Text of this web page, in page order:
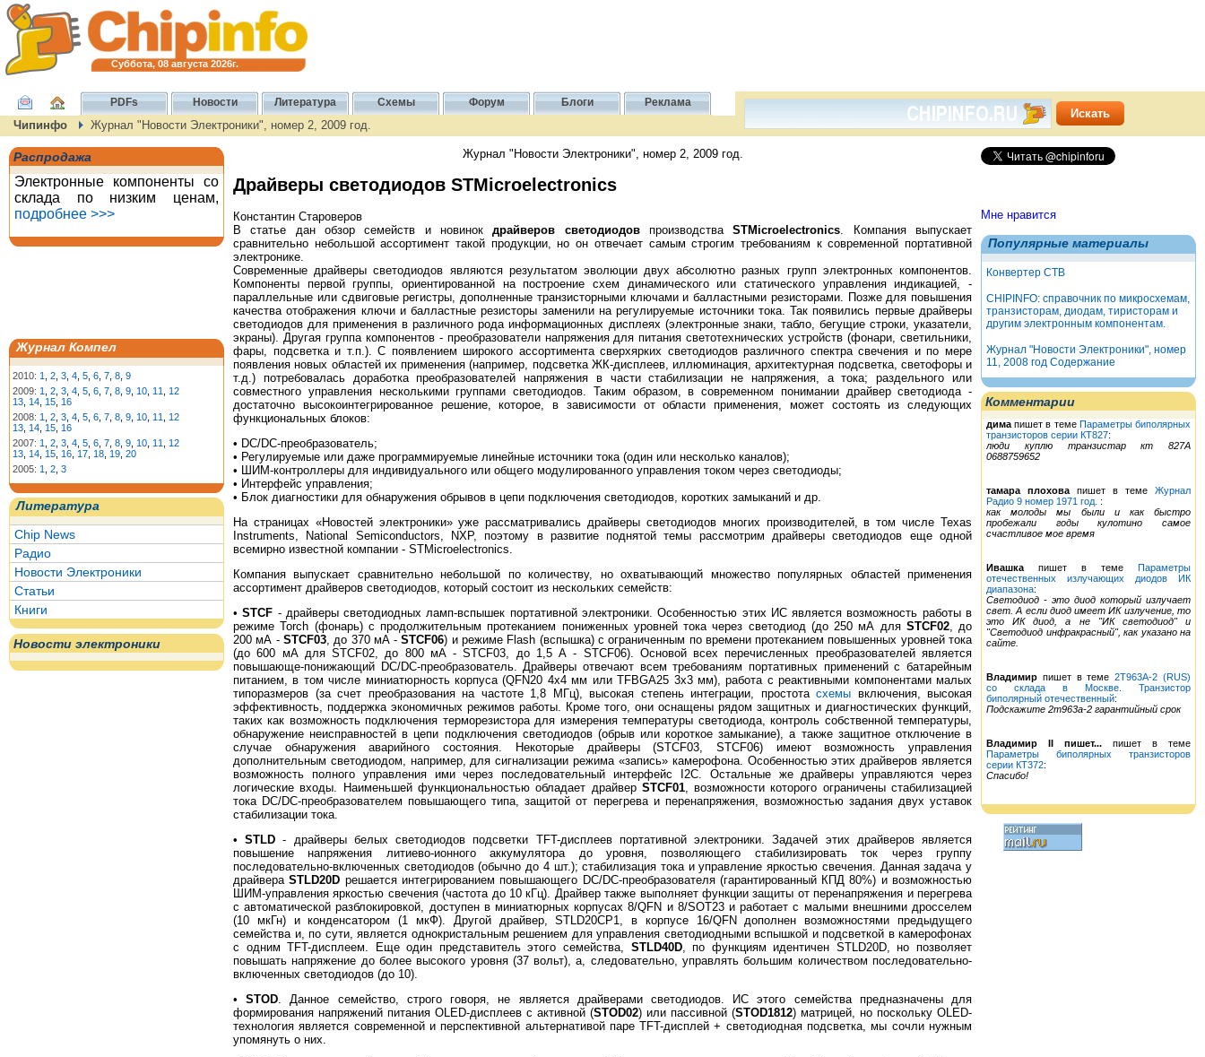
Суббота, 08 августа 2026г.
PDFs Новости Литература Схемы Форум Блоги Реклама
Чипинфо Журнал "Новости Электроники", номер 2, 2009 год.
Распродажа
Электронные компоненты со
склада по низким ценам,
подробнее >>>
Журнал Компел
2010: 1 2 3 4 5 6 7 8 9
2009: 1 2 3 4 5 6 7 8 9 10 11
12
13 14 15 16
2008: 1 2 3 4 5 6 7 8 9 10 11
12
13 14 15 16
2007: 1 2 3 4 5 6 7 8 9 10 11
12
13 14 15 16 17 18 19 20
2005: 1 2 3
Литература
Chip News
Радио
Новости Электроники
Статьи
Книги
Новости электроники
Мне нравится
Популярные материалы
Конвертер СТВ
CHIPINFO: справочник по микросхемам,
транзисторам, диодам, тиристорам и
другим электронным компонентам.
Журнал "Новости Электроники", номер
11, 2008 год Содержание
Комментарии
дима пишет в теме Параметры биполярных
транзисторов серии КТ827:
люди куплю транзистар кт 827А
0688759652
тамара плохова пишет в теме Журнал
Радио 9 номер 1971 год. :
как молоды мы были и как быстро
пробежали годы кулотино самое
счастливое мое время
Ивашка пишет в теме Параметры
отечественных излучающих диодов ИК
диапазона:
Светодиод - это диод который излучает
свет. А если диод имеет ИК излучение, то
это ИК диод, а не "ИК светодиод" и
"Светодиод инфракрасный", как указано на
сайте.
Владимир пишет в теме2Т963А-2 (RUS)
со склада в Москве. Транзистор
биполярный отечественный:
Подскажите 2т963а-2 гарантийный срок
Владимир II пишет... пишет в теме
Параметры биполярных транзисторов
серии КТ372:
Спасибо!
Журнал "Новости Электроники", номер 2, 2009 год.
Драйверы светодиодов STMicroelectronics
Константин Староверов
В статье дан обзор семейств и новинокдрайверов светодиодовпроизводстваSTMicroelectronics. Компания выпускает
сравнительно небольшой ассортимент такой продукции, но он отвечает самым строгим требованиям к современной портативной
электронике.
Современные драйверы светодиодов являются результатом эволюции двух абсолютно разных групп электронных компонентов.
Компоненты первой группы, ориентированной на построение схем динамического или статического управления индикацией, -
параллельные или сдвиговые регистры, дополненные транзисторными ключами и балластными резисторами. Позже для повышения
качества отображения ключи и балластные резисторы заменили на регулируемые источники тока. Так появились первые драйверы
светодиодов для применения в различного рода информационных дисплеях (электронные знаки, табло, бегущие строки, указатели,
экраны). Другая группа компонентов - преобразователи напряжения для питания светотехнических устройств (фонари, светильники,
фары, подсветка и т.п.). С появлением широкого ассортимента сверхярких светодиодов различного спектра свечения и по мере
появления новых областей их применения (например, подсветка ЖК-дисплеев, иллюминация, архитектурная подсветка, светофоры и
т.д.) потребовалась доработка преобразователей напряжения в части стабилизации не напряжения, а тока; раздельного или
совместного управления несколькими группами светодиодов. Таким образом, в современном понимании драйвер светодиода -
достаточно высокоинтегрированное решение, которое, в зависимости от области применения, может состоять из следующих
функциональных блоков:
• DC/DC-преобразователь;
• Регулируемые или даже программируемые линейные источники тока (один или несколько каналов);
• ШИМ-контроллеры для индивидуального или общего модулированного управления током через светодиоды;
• Интерфейс управления;
• Блок диагностики для обнаружения обрывов в цепи подключения светодиодов, коротких замыканий и др.
На страницах «Новостей электроники» уже рассматривались драйверы светодиодов многих производителей, в том числе Texas
Instruments, National Semiconductors, NXP, поэтому в развитие поднятой темы рассмотрим драйверы светодиодов еще одной
всемирно известной компании - STMicroelectronics.
Компания выпускает сравнительно небольшой по количеству, но охватывающий множество популярных областей применения
ассортимент драйверов светодиодов, который состоит из нескольких семейств:
•STCF - драйверы светодиодных ламп-вспышек портативной электроники. Особенностью этих ИС является возможность работы в
режиме Torch (фонарь) с продолжительным протеканием пониженных уровней тока через светодиод (до 250 мА для STCF02, до
200 мА - STCF03, до 370 мА -STCF06) и режиме Flash (вспышка) с ограниченным по времени протеканием повышенных уровней тока
(до 600 мА для STCF02, до 800 мА - STCF03, до 1,5 А - STCF06). Основой всех перечисленных преобразователей является
повышающе-понижающий DC/DC-преобразователь. Драйверы отвечают всем требованиям портативных применений с батарейным
питанием, в том числе миниатюрность корпуса (QFN20 4х4 мм или TFBGA25 3х3 мм), работа с реактивными компонентами малых
типоразмеров (за счет преобразования на частоте 1,8 МГц), высокая степень интеграции, простота схемы включения, высокая
эффективность, поддержка экономичных режимов работы. Кроме того, они оснащены рядом защитных и диагностических функций,
таких как возможность подключения терморезистора для измерения температуры светодиода, контроль собственной температуры,
обнаружение неисправностей в цепи подключения светодиодов (обрыв или короткое замыкание), а также защитное отключение в
случае обнаружения аварийного состояния. Некоторые драйверы (STCF03, STCF06) имеют возможность управления
дополнительным светодиодом, например, для сигнализации режима «запись» камерофона. Особенностью этих драйверов является
возможность полного управления ими через последовательный интерфейс I2C. Остальные же драйверы управляются через
логические входы. Наименьшей функциональностью обладает драйвер STCF01, возможности которого ограничены стабилизацией
тока DC/DC-преобразователем повышающего типа, защитой от перегрева и перенапряжения, возможностью задания двух уставок
стабилизации тока.
•STLD - драйверы белых светодиодов подсветки TFT-дисплеев портативной электроники. Задачей этих драйверов является
повышение напряжения литиево-ионного аккумулятора до уровня, позволяющего стабилизировать ток через группу
последовательно-включенных светодиодов (обычно до 4 шт.); стабилизация тока и управление яркостью свечения. Данная задача у
драйвераSTLD20D решается интегрированием повышающего DC/DC-преобразователя (гарантированный КПД 80%) и возможностью
ШИМ-управления яркостью свечения (частота до 10 кГц). Драйвер также выполняет функции защиты от перенапряжения и перегрева
с автоматической разблокировкой, доступен в миниатюрных корпусах 8/QFN и 8/SOT23 и работает с малыми внешними дросселем
(10 мкГн) и конденсатором (1 мкФ). Другой драйвер, STLD20CP1, в корпусе 16/QFN дополнен возможностями предыдущего
семейства и, по сути, является однокристальным решением для управления светодиодными вспышкой и подсветкой в камерофонах
с одним TFT-дисплеем. Еще один представитель этого семейства, STLD40D, по функциям идентичен STLD20D, но позволяет
повышать напряжение до более высокого уровня (37 вольт), а, следовательно, управлять большим количеством последовательно-
включенных светодиодов (до 10).
•STOD. Данное семейство, строго говоря, не является драйверами светодиодов. ИС этого семейства предназначены для
формирования напряжений питания OLED-дисплеев с активной (STOD02) или пассивной (STOD1812) матрицей, но поскольку OLED-
технология является современной и перспективной альтернативой паре TFT-дисплей + светодиодная подсветка, мы сочли нужным
упомянуть о них.